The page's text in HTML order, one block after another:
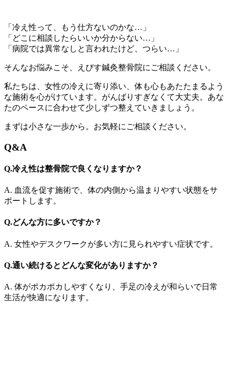
「冷え性って、もう仕方ないのかな…」
「どこに相談したらいいか分からない…」
「病院では異常なしと言われたけど、つらい…」
そんなお悩みこそ、えびす鍼灸整骨院にご相談ください。
私たちは、女性の冷えに寄り添い、体も心もあたたまるよう
な施術を心がけています。がんばりすぎなくて大丈夫。あな
たのペースに合わせて少しずつ整えていきましょう。
まずは小さな一歩から。お気軽にご相談ください。
Q&A
Q.冷え性は整骨院で良くなりますか？
A. 血流を促す施術で、体の内側から温まりやすい状態をサ
ポートします。
Q.どんな方に多いですか？
A. 女性やデスクワークが多い方に見られやすい症状です。
Q.通い続けるとどんな変化がありますか？
A. 体がポカポカしやすくなり、手足の冷えが和らいで日常
生活が快適になります。